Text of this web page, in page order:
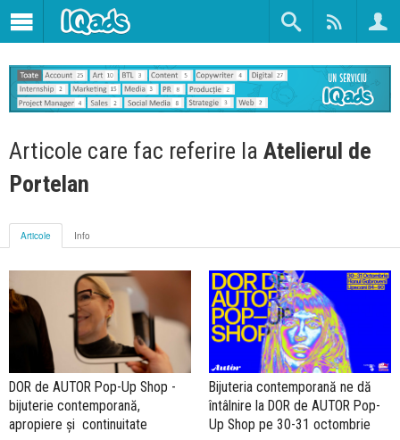
Articole care fac referire la Atelierul de
Portelan
Articole Info
DOR de AUTOR Pop-Up Shop -
bijuterie contemporană,
apropiere și continuitate
Bijuteria contemporană ne dă
întâlnire la DOR de AUTOR Pop-
Up Shop pe 30-31 octombrie